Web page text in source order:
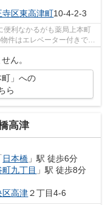
寺区東高津町10-4-2-3
便利なかるがも薬局上本町
件はエレベーター付きで
ん。
町」への
ら
高津
日本橋 」駅 徒歩6分
町九丁目 」駅 徒歩8分
区高津２丁目4-6